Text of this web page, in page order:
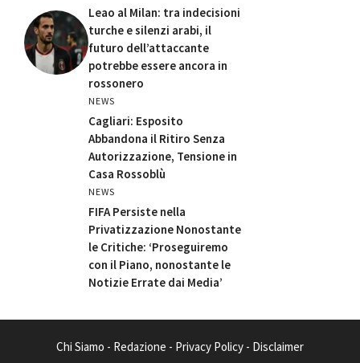
Leao al Milan: tra indecisioni
turche e silenzi arabi, il
futuro dell’attaccante
potrebbe essere ancora in
rossonero
NEWS
Cagliari: Esposito
Abbandona il Ritiro Senza
Autorizzazione, Tensione in
Casa Rossoblù
NEWS
FIFA Persiste nella
Privatizzazione Nonostante
le Critiche: ‘Proseguiremo
con il Piano, nonostante le
Notizie Errate dai Media’
Chi Siamo - Redazione - Privacy Policy - Disclaimer